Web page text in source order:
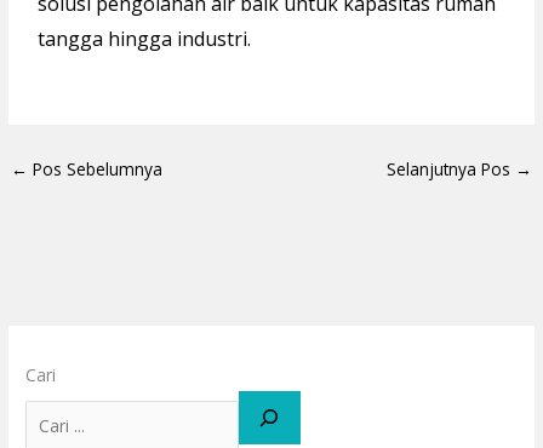
tangga hingga industri.
← Pos Sebelumnya Selanjutnya Pos →
Cari